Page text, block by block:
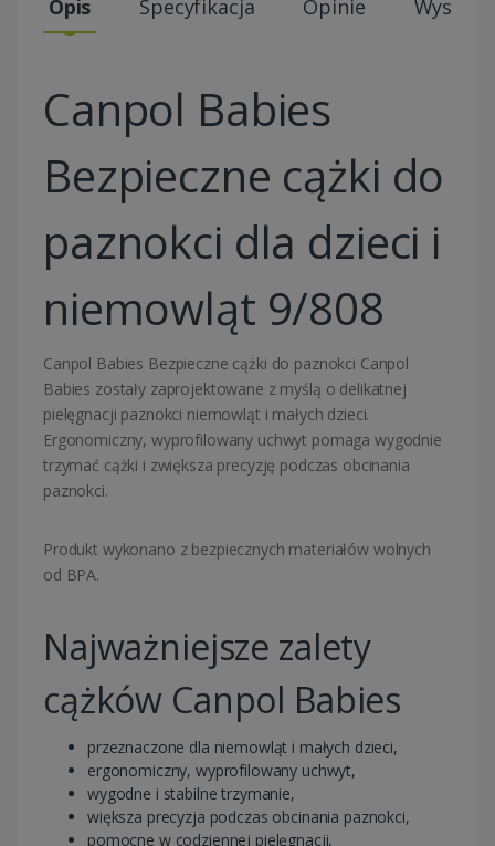
Opis Specyfikacja Opinie Wysyłki
Canpol Babies
Bezpieczne cążki do
paznokci dla dzieci i
niemowląt 9/808
Canpol Babies Bezpieczne cążki do paznokci Canpol
Babies zostały zaprojektowane z myślą o delikatnej
pielęgnacji paznokci niemowląt i małych dzieci.
Ergonomiczny, wyprofilowany uchwyt pomaga wygodnie
trzymać cążki i zwiększa precyzję podczas obcinania
paznokci.
Produkt wykonano z bezpiecznych materiałów wolnych
od BPA.
Najważniejsze zalety
cążków Canpol Babies
przeznaczone dla niemowląt i małych dzieci,
ergonomiczny, wyprofilowany uchwyt,
wygodne i stabilne trzymanie,
większa precyzja podczas obcinania paznokci,
pomocne w codziennej pielęgnacji,